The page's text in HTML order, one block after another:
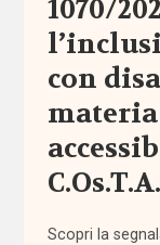
AgID
agricoltura
sociale
Alleanza
1070/
con
C.Os.T.A.
Scopri la